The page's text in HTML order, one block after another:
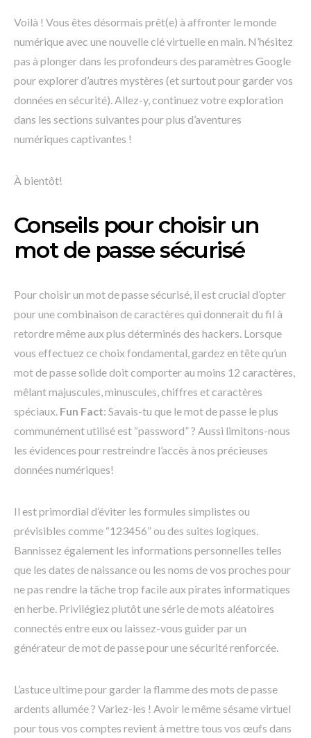
Voilà ! Vous êtes désormais prêt(e) à affronter le monde
numérique avec une nouvelle clé virtuelle en main. N’hésitez
pas à plonger dans les profondeurs des paramètres Google
pour explorer d’autres mystères (et surtout pour garder vos
données en sécurité). Allez-y, continuez votre exploration
dans les sections suivantes pour plus d’aventures
numériques captivantes !
À bientôt!
Conseils pour choisir un
mot de passe sécurisé
Pour choisir un mot de passe sécurisé, il est crucial d’opter
pour une combinaison de caractères qui donnerait du fil à
retordre même aux plus déterminés des hackers. Lorsque
vous effectuez ce choix fondamental, gardez en tête qu’un
mot de passe solide doit comporter au moins 12 caractères,
mêlant majuscules, minuscules, chiffres et caractères
spéciaux. Fun Fact: Savais-tu que le mot de passe le plus
communément utilisé est “password” ? Aussi limitons-nous
les évidences pour restreindre l’accès à nos précieuses
données numériques!
Il est primordial d’éviter les formules simplistes ou
prévisibles comme “123456” ou des suites logiques.
Bannissez également les informations personnelles telles
que les dates de naissance ou les noms de vos proches pour
ne pas rendre la tâche trop facile aux pirates informatiques
en herbe. Privilégiez plutôt une série de mots aléatoires
connectés entre eux ou laissez-vous guider par un
générateur de mot de passe pour une sécurité renforcée.
L’astuce ultime pour garder la flamme des mots de passe
ardents allumée ? Variez-les ! Avoir le même sésame virtuel
pour tous vos comptes revient à mettre tous vos œufs dans